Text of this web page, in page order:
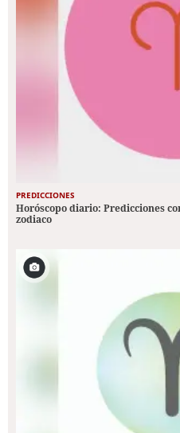
PREDICCIONES
Horóscopo diario: Predicciones
zodiaco